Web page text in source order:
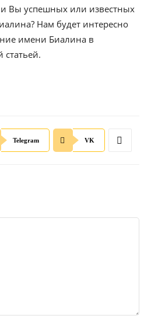
Вы успешных или известных
Нам будет интересно
имени Биалина в
статьей.
Telegram VK